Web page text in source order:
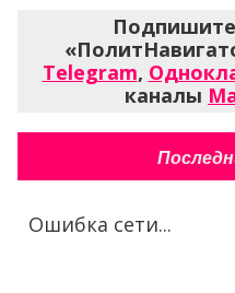
Telegram,
каналы
Ошибка сети...